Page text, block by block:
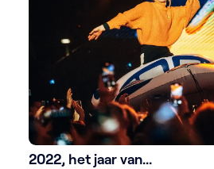
2022, het jaar van...